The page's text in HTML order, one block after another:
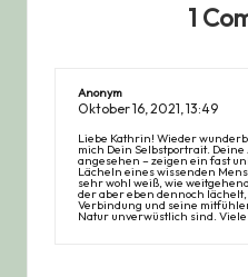
1
Anonym
Oktober 16, 2021, 13:49
Liebe Kathrin! Wieder
mich Dein Selbstportrait.
angesehen – zeigen ein fast
Lächeln eines wissenden
sehr wohl weiß, wie
der aber eben dennoch
Verbindung und seine
Natur unverwüstlich sind. Viele